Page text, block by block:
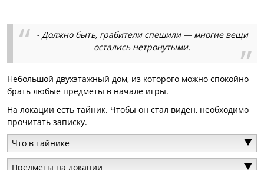
- Должно быть, грабители спешили — многие вещи
остались нетронутыми.
Небольшой двухэтажный дом, из которого можно спокойно
брать любые предметы в начале игры.
На локации есть тайник. Чтобы он стал виден, необходимо
прочитать записку.
Что в тайнике
Предметы на локации